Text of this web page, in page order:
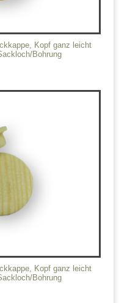
Kopf ganz leicht
Bohrung
Kopf ganz leicht
Bohrung